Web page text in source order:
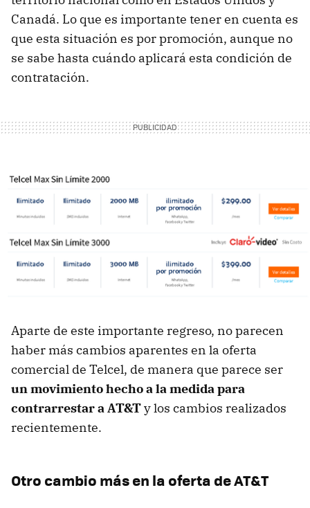
Canadá. Lo que es importante tener en cuenta es
que esta situación es por promoción, aunque no
se sabe hasta cuándo aplicará esta condición de
contratación.
Aparte de este importante regreso, no parecen
haber más cambios aparentes en la oferta
comercial de Telcel, de manera que parece ser
un movimiento hecho a la medida para
contrarrestar a AT&Ty los cambios realizados
recientemente.
Otro cambio más en la oferta de AT&T